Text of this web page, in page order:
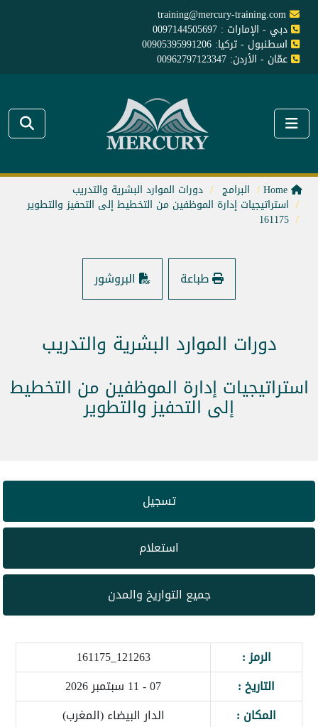
training@mercury-training.com
دبي - الإمارات : 0097144505697
اسطنبول - تركيا: 00905395991206
عمّان - الأردن: 00962797123347
البرامج دورات الموارد البشرية والتدريب
استراتيجيات إدارة الموظفين من التخطيط إلى التحفيز والتطوير
161175
طباعة البروشور
دورات الموارد البشرية والتدريب
استراتيجيات إدارة الموظفين من التخطيط
إلى التحفيز والتطوير
تسجيل
استعلام
جميع التواريخ والمدن
الرمز :
121263_161175
التاريخ :
07 - 11 سبتمبر 2026
المكان :
الدار البيضاء (المغرب)